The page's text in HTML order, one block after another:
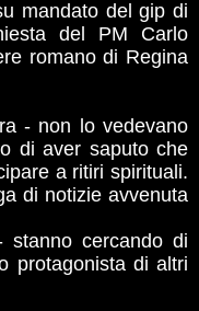
mandato del gip di
del PM Carlo
romano di Regina
- non lo vedevano
di aver saputo che
a ritiri spirituali.
di notizie avvenuta
stanno cercando di
protagonista di altri